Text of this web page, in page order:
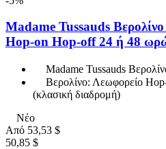
Madame Tussauds
Hop-on Hop-off 24 ή 48
Madame Tussauds
Βερολίνο: Λεωφορείο
(κλασική διαδρομή)
Νέο
Από 53,53 $
50,85 $